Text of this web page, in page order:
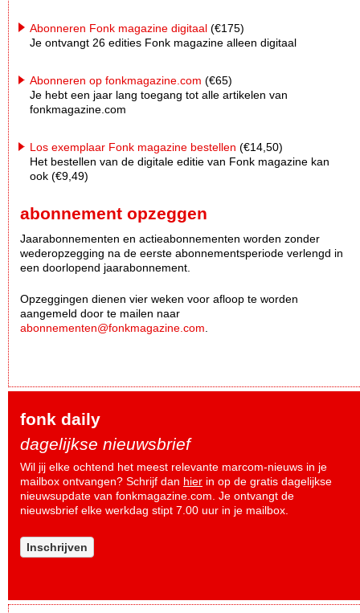
Abonneren Fonk magazine digitaal (€175)
Je ontvangt 26 edities Fonk magazine alleen digitaal
Abonneren op fonkmagazine.com (€65)
Je hebt een jaar lang toegang tot alle artikelen van
fonkmagazine.com
Los exemplaar Fonk magazine bestellen (€14,50)
Het bestellen van de digitale editie van Fonk magazine kan
ook (€9,49)
abonnement opzeggen
Jaarabonnementen en actieabonnementen worden zonder
wederopzegging na de eerste abonnementsperiode verlengd in
een doorlopend jaarabonnement.
Opzeggingen dienen vier weken voor afloop te worden
aangemeld door te mailen naar
abonnementen@fonkmagazine.com
fonk daily
dagelijkse nieuwsbrief
Wil jij elke ochtend het meest relevante marcom-nieuws in je
mailbox ontvangen? Schrijf dan hier in op de gratis dagelijkse
nieuwsupdate van fonkmagazine.com. Je ontvangt de
nieuwsbrief elke werkdag stipt 7.00 uur in je mailbox.
Inschrijven